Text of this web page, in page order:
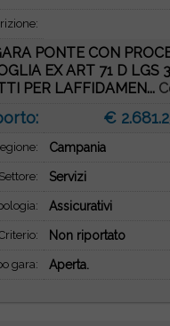
PONTE CON
EX ART 71 D LGS
PER LAFFIDAMEN...
€
Campania
Settore: Servizi
Assicurativi
Non riportato
gara: Aperta.